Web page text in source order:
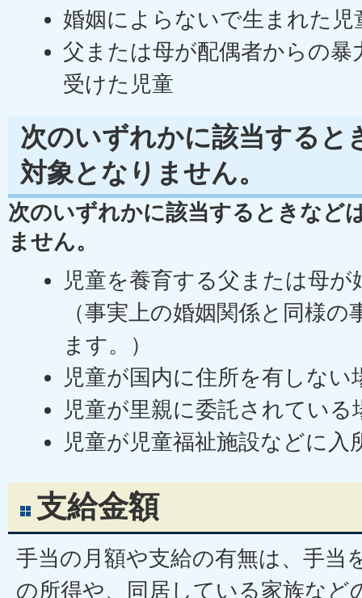
婚姻によらないで生まれた児
父または母が配偶者からの暴
受けた児童
次のいずれかに該当すると
対象となりません。
次のいずれかに該当するときなど
ません。
児童を養育する父または母が
（事実上の婚姻関係と同様
ます。）
児童が国内に住所を有しない
児童が里親に委託されている
児童が児童福祉施設などに入
支給金額
手当の月額や支給の有無は、手当
の所得や、同居している家族など